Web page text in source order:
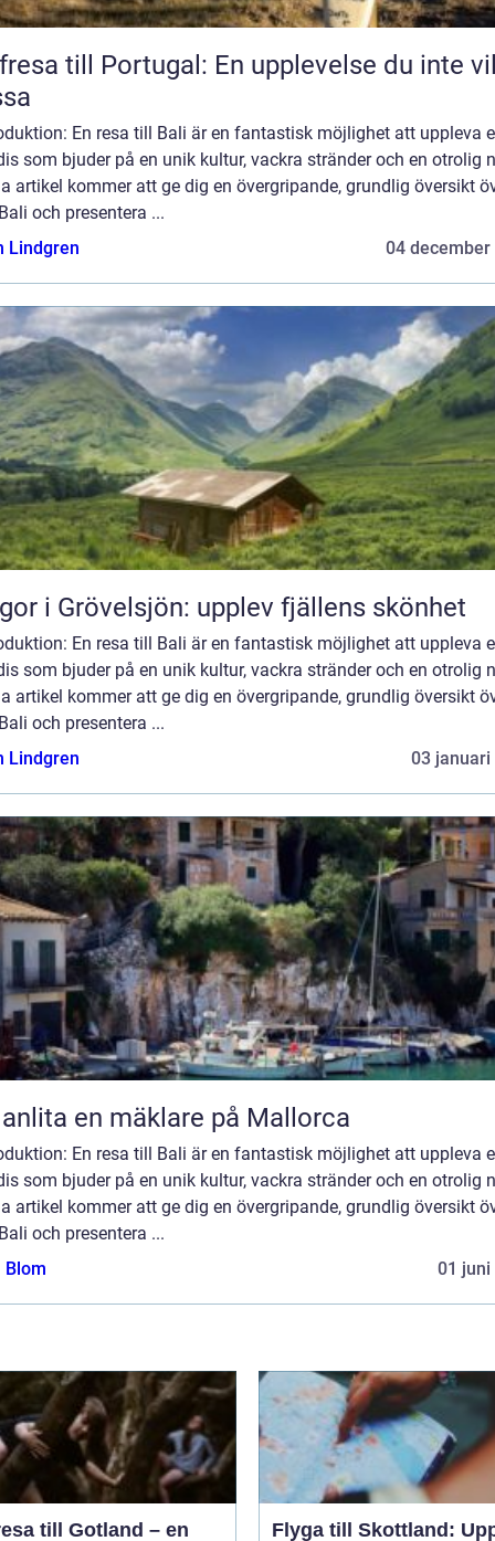
till Portugal: En upplevelse du inte
En resa till Bali är en fantastisk möjlighet att uppleva
som bjuder på en unik kultur, vackra stränder och en otrolig
artikel kommer att ge dig en övergripande, grundlig översikt
och presentera ...
Lindgren
04 december
i Grövelsjön: upplev fjällens skönhet
En resa till Bali är en fantastisk möjlighet att uppleva
som bjuder på en unik kultur, vackra stränder och en otrolig
artikel kommer att ge dig en övergripande, grundlig översikt
och presentera ...
Lindgren
03 januari
en mäklare på Mallorca
En resa till Bali är en fantastisk möjlighet att uppleva
som bjuder på en unik kultur, vackra stränder och en otrolig
artikel kommer att ge dig en övergripande, grundlig översikt
och presentera ...
Blom
01 juni
till Gotland – en Flyga till Skottland: